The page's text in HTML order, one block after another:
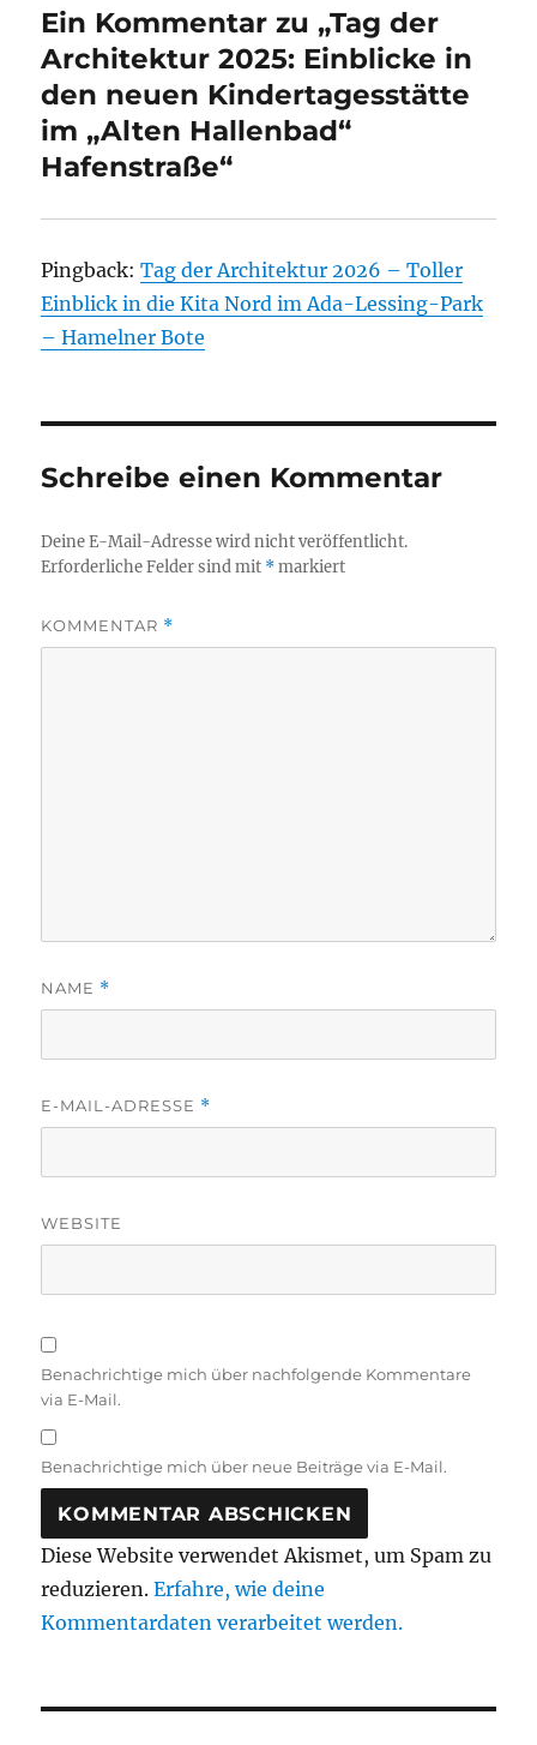
Ein Kommentar zu „Tag der
Architektur 2025: Einblicke in
den neuen Kindertagesstätte
im „Alten Hallenbad“
Hafenstraße“
Pingback:Tag der Architektur 2026 – Toller
Einblick in die Kita Nord im Ada-Lessing-Park
– Hamelner Bote
Schreibe einen Kommentar
Deine E-Mail-Adresse wird nicht veröffentlicht.
Erforderliche Felder sind mit *markiert
KOMMENTAR *
NAME *
E-MAIL-ADRESSE *
WEBSITE
Benachrichtige mich über nachfolgende Kommentare
via E-Mail.
Benachrichtige mich über neue Beiträge via E-Mail.
Diese Website verwendet Akismet, um Spam zu
reduzieren.Erfahre, wie deine
Kommentardaten verarbeitet werden.